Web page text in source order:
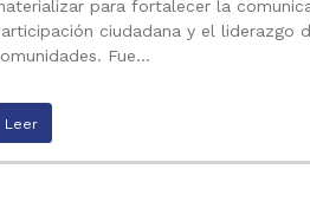
para fortalecer la
ciudadana y el liderazgo
Fue…
Leer